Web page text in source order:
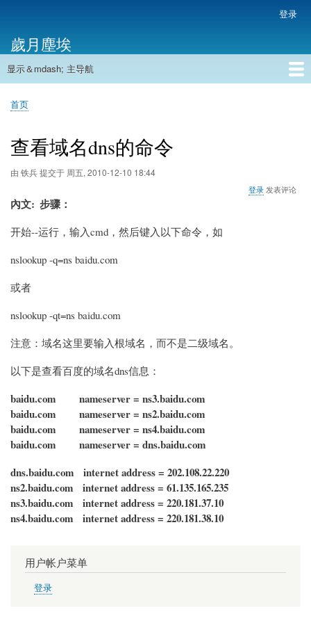
主
内
帐
户
菜
单
登录
歲月塵埃
主
航
显示＆mdash; 主导航
首页
面
屑
首页
查看域名dns的命令
由 铁兵提交于 周五, 2010-12-10 18:44
登录 发表评论
內文 步骤 ：
开始--运行，输入cmd，然后键入以下命令，如
nslookup -q=ns baidu.com
或者
nslookup -qt=ns baidu.com
注意：域名这里要输入根域名，而不是二级域名。
以下是查看百度的域名dns信息：
baidu.com nameserver = ns3.baidu.com
baidu.com nameserver = ns2.baidu.com
baidu.com nameserver = ns4.baidu.com
baidu.com nameserver = dns.baidu.com
dns.baidu.com internet address = 202.108.22.220
ns2.baidu.com internet address = 61.135.165.235
ns3.baidu.com internet address = 220.181.37.10
ns4.baidu.com internet address = 220.181.38.10
用户帐户菜单
登录